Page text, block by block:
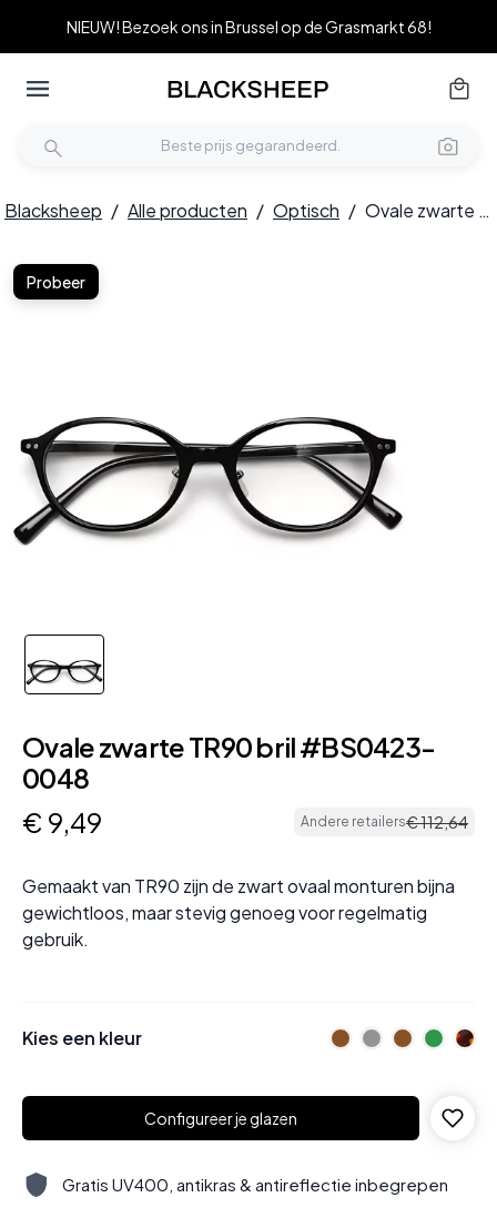
NIEUW! Bezoek ons in Brussel op de Grasmarkt 68!
Blacksheep / Alle producten / Optisch / Ovale zwarte TR90 bril #BS0423-0048
Probeer
Ovale zwarte TR90 bril #BS0423-
0048
€ 9,49 Andere retailers€112,64
Gemaakt van TR90 zijn de zwart ovaal monturen bijna
gewichtloos, maar stevig genoeg voor regelmatig
gebruik.
Kies een kleur
Configureer je glazen
Gratis UV400, antikras & antireflectie inbegrepen